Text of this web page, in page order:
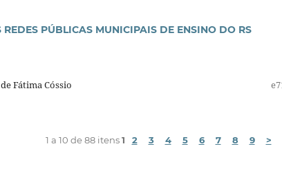
PÚBLICAS MUNICIPAIS DE ENSINO DO RS
Fátima Cóssio
1 a 10 de 88 itens1 2 3 4 5 6 7 8 9 >